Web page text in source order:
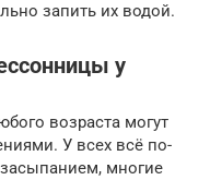
запить их водой.
у
возраста могут
У всех всё по-
многие